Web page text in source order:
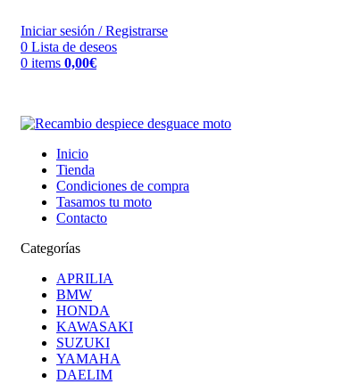
Iniciar sesión / Registrarse
0 Lista de deseos
0 items 0,00€
Inicio
Tienda
Condiciones de compra
Tasamos tu moto
Contacto
Categorías
APRILIA
BMW
HONDA
KAWASAKI
SUZUKI
YAMAHA
DAELIM